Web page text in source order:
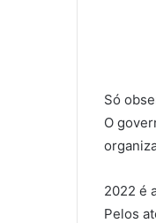
Só
O
2022 é
Pelos